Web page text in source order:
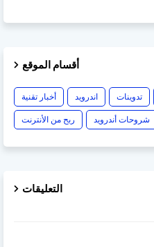
أقسام الموقع
أخبار تقنية اندرويد تدوينات
ربح من الأنترنت
شروحات أندرويد
التعليقات